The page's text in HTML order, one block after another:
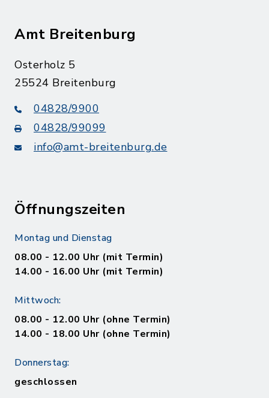
Amt Breitenburg
Osterholz 5
25524 Breitenburg
04828/9900
04828/99099
info@amt-breitenburg.de
Öffnungszeiten
Montag und Dienstag
08.00 - 12.00 Uhr (mit Termin)
14.00 - 16.00 Uhr (mit Termin)
Mittwoch:
08.00 - 12.00 Uhr (ohne Termin)
14.00 - 18.00 Uhr (ohne Termin)
Donnerstag:
geschlossen